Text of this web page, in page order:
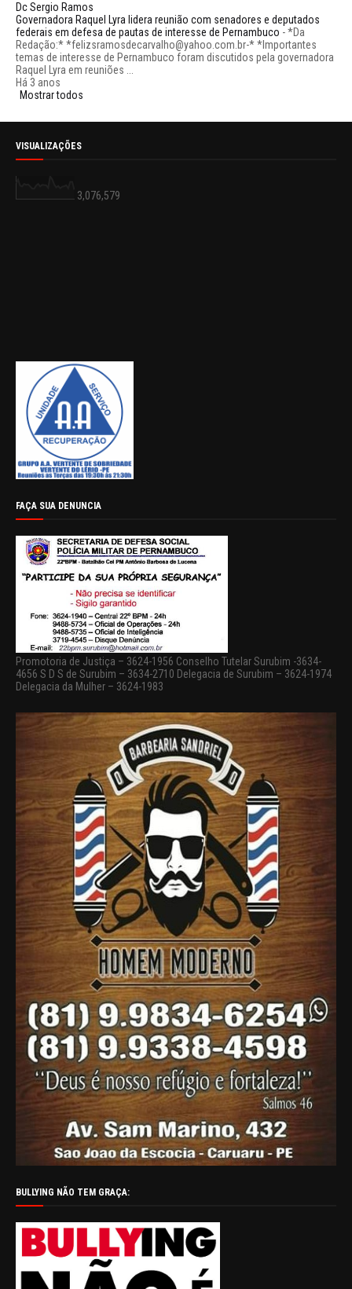
Dc Sergio Ramos
Governadora Raquel Lyra lidera reunião com senadores e deputados
federais em defesa de pautas de interesse de Pernambuco -*Da
Redação:* *felizsramosdecarvalho@yahoo.com.br-* *Importantes
temas de interesse de Pernambuco foram discutidos pela governadora
Raquel Lyra em reuniões ...
Há 3 anos
Mostrar todos
VISUALIZAÇÕES
3,076,579
FAÇA SUA DENUNCIA
Promotoria de Justiça – 3624-1956 Conselho Tutelar Surubim -3634-
4656 S D S de Surubim – 3634-2710 Delegacia de Surubim – 3624-1974
Delegacia da Mulher – 3624-1983
BULLYING NÃO TEM GRAÇA: